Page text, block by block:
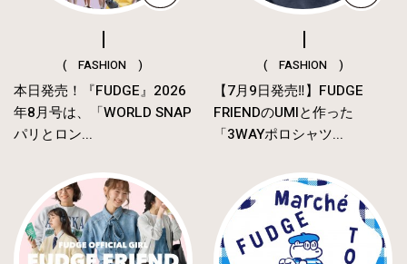
( FASHION )
本日発売！『FUDGE』2026
年8月号は、「WORLD SNAP
パリとロン...
( FASHION )
【7月9日発売‼︎】FUDGE
FRIENDのUMIと作った
「3WAYポロシャツ...